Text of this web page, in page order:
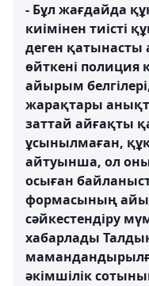
- Бұл жағдайда
киімінен тиісті
деген қатынасты
өйткені полиция
айырым
жарақтары
заттай айғақты
ұсынылмаған,
айтуынша, ол
осыған
формасының
сәйкестендіру
хабарлады
әкімшілік